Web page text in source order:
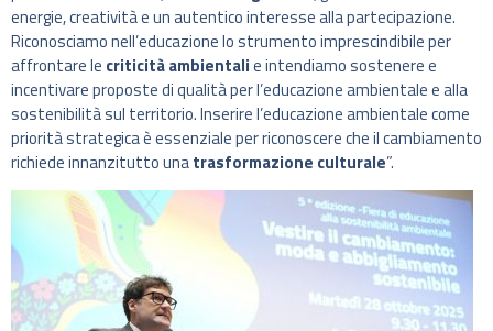
energie, creatività e un autentico interesse alla partecipazione.
Riconosciamo nell’educazione lo strumento imprescindibile per
affrontare le criticità ambientalie intendiamo sostenere e
incentivare proposte di qualità per l’educazione ambientale e alla
sostenibilità sul territorio. Inserire l’educazione ambientale come
priorità strategica è essenziale per riconoscere che il cambiamento
richiede innanzitutto unatrasformazione culturale”.